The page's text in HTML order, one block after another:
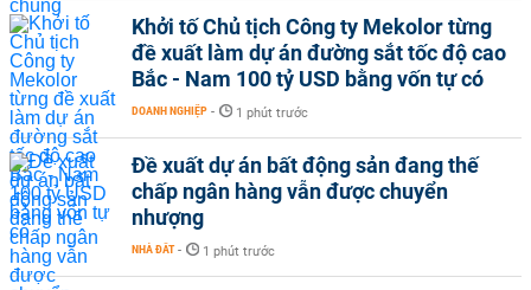
Khởi tố Chủ tịch Công ty Mekolor từng
đề xuất làm dự án đường sắt tốc độ cao
Bắc - Nam 100 tỷ USD bằng vốn tự có
DOANH NGHIỆP - 1 phút trước
Đề xuất dự án bất động sản đang thế
chấp ngân hàng vẫn được chuyển
nhượng
NHÀ ĐẤT - 1 phút trước